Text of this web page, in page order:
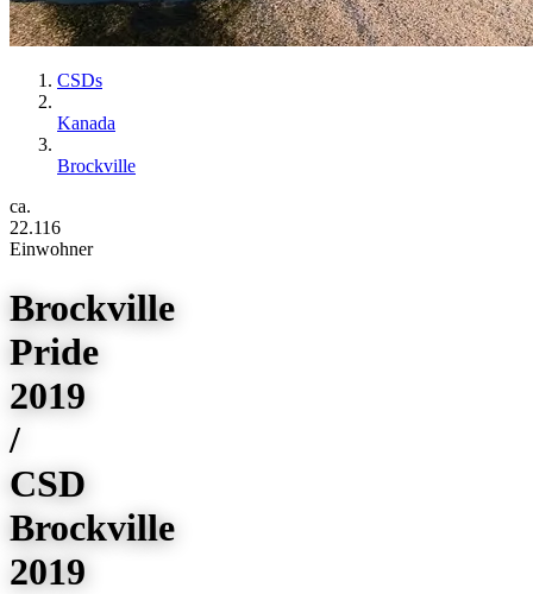
CSDs
Kanada
Brockville
ca.
22.116
Einwohner
Brockville
Pride
2019
/
CSD
Brockville
2019